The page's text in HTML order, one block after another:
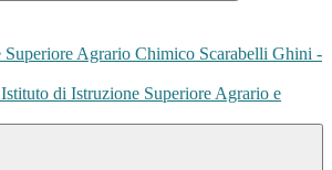
Istituto di Istruzione Superiore Agrario e